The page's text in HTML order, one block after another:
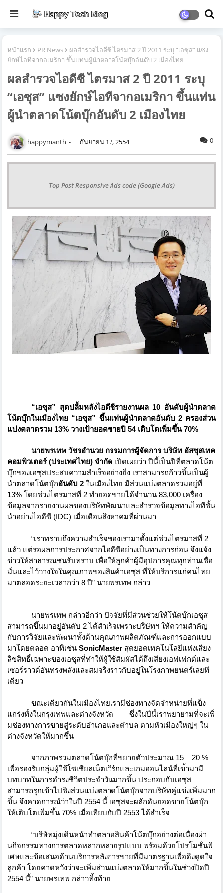
หน้าแรก PR News
ผลสำรวจไอดีซี ไตรมาส 2 ปี 2011 ระบุ “เอซุส” แซง
ยักษ์ไอทีจากอเมริกา ขึ้นแท่นผู้นำตลาดโน้ตบุ๊กอันดับ 2 เมืองไทย
ผลสำรวจไอดีซี ไตรมาส 2 ปี 2011 ระบุ
“เอซุส” แซงยักษ์ไอทีจากอเมริกา ขึ้นแท่น
ผู้นำตลาดโน้ตบุ๊กอันดับ 2 เมืองไทย
happymanth กันยายน 17, 2554 0
Top Post Responsive Ads code (Google Ads)
“เอซุส” สุดปลื้มหลังไอดีซีรายงานผล 10 อันดับผู้นำตลาด
โน้ตบุ๊กในเมืองไทย “เอซุส” ขึ้นแท่นผู้นำตลาดอันดับ 2 ครองส่วน
แบ่งตลาดรวม 13% วางเป้ายอดขายปี 54 เติบโตเพิ่มขึ้น 70%
นายพรเทพ วัชรอำนวย กรรมการผู้จัดการ บริษัท อัสซุสเทค
คอมพิวเตอร์ (ประเทศไทย) จำกัด เปิดเผยว่า ปีนี้เป็นปีที่ตลาดโน้ต
บุ๊กของเอซุสประสบความสำเร็จอย่างยิ่ง เราสามารถก้าวขึ้นเป็นผู้
นำตลาดโน้ตบุ๊กอันดับ 2 ในเมืองไทย มีส่วนแบ่งตลาดรวมอยู่ที่
13% โดยช่วงไตรมาสที่ 2 ทำยอดขายได้จำนวน 83,000 เครื่อง
ข้อมูลจากรายงานผลของบริษัทพัฒนาและสำรวจข้อมูลทางไอทีชั้น
นำอย่างไอดีซี (IDC) เมื่อเดือนสิงหาคมที่ผ่านมา
“เราทราบถึงความสำเร็จของเรามาตั้งแต่ช่วงไตรมาสที่ 2
แล้ว แต่รอผลการประกาศจากไอดีซีอย่างเป็นทางการก่อน จึงแจ้ง
ข่าวให้สาธารณชนรับทราบ เพื่อให้ลูกค้าผู้มีอุปการคุณทุกท่านเชื่อ
มั่นและไว้วางใจในคุณภาพของสินค้าเอซุส ที่ให้บริการแก่คนไทย
มาตลอดระยะเวลากว่า 8 ปี” นายพรเทพ กล่าว
นายพรเทพ กล่าวอีกว่า ปัจจัยที่มีส่วนช่วยให้โน้ตบุ๊กเอซุส
สามารถขึ้นมาอยู่อันดับ 2 ได้สำเร็จเพราะบริษัทฯ ให้ความสำคัญ
กับการวิจัยและพัฒนาทั้งด้านคุณภาพผลิตภัณฑ์และการออกแบบ
มาโดยตลอด อาทิเช่น SonicMaster สุดยอดเทคโนโลยีแห่งเสียง
ลิขสิทธิ์เฉพาะของเอซุสที่ทำให้ผู้ใช้สัมผัสได้ถึงเสียงเอฟเฟกต์และ
เซอร์ราวด์อันทรงพลังและสมจริงราวกับอยู่ในโรงภาพยนตร์เลยที
เดียว
ขณะเดียวกันในเมืองไทยเรามีช่องทางจัดจำหน่ายที่แข็ง
แกร่งทั้งในกรุงเทพและต่างจังหวัด
ซึ่งในปีนี้เราพยายามที่จะเพิ่
มช่องทางการขายสู่ระดับอำเภอและตำบล ตามหัวเมืองใหญ่ๆ ใน
ต่างจังหวัดให้มากขึ้น
จากภาพรวมตลาดโน้ตบุ๊กที่ขยายตัวประมาณ 15 –20 %
เพื่อรองรับกลุ่มผู้ใช้โซเชียลเน็ตเวิร์กและเกมออนไลน์ที่เข้ามามี
บทบาทในการดำรงชีวิตประจำวันมากขึ้น ประกอบกับเอซุส
สามารถรุกเข้าไปชิงส่วนแบ่งตลาดโน้ตบุ๊กจากบริษัทคู่แข่งเพิ่มมาก
ขึ้น จึงคาดการณ์ว่าในปี 2554 นี้ เอซุสจะผลักดันยอดขายโน้ตบุ๊ก
ให้เติบโตเพิ่มขึ้น 70% เมื่อเทียบกับปี 2553 ได้สำเร็จ
“บริษัทมุ่งเดินหน้าทำตลาดสินค้าโน้ตบุ๊กอย่างต่อเนื่องผ่า
นกิจกรรมทางการตลาดหลากหลายรูปแบบ พร้อมด้วยโปรโมชั่นพิ
เศษและข้อเสนอด้านบริการหลังการขายที่มีมาตรฐานเพื่อดึงดูดใจ
ลูกค้า โดยคาดหวังว่าจะเพิ่มส่วนแบ่งตลาดให้มากขึ้นในช่วงปิดปี
2554 นี้” นายพรเทพ กล่าวทิ้งท้าย